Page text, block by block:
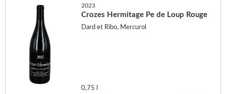
2023
Crozes Hermitage Pe de Loup Rouge
Dard et Ribo, Mercurol
0,75 l